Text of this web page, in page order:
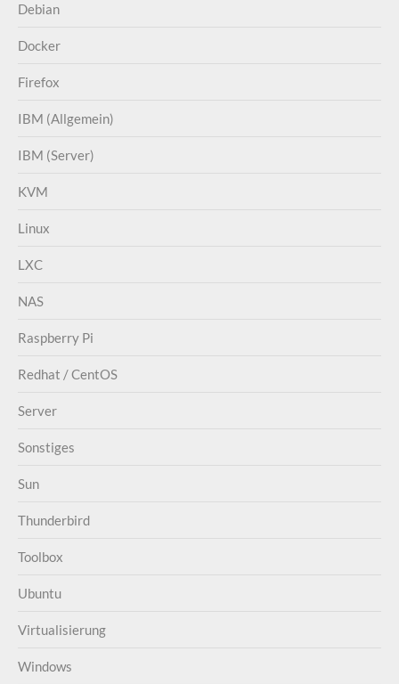
Debian
Docker
Firefox
IBM (Allgemein)
IBM (Server)
KVM
Linux
LXC
NAS
Raspberry Pi
Redhat / CentOS
Server
Sonstiges
Sun
Thunderbird
Toolbox
Ubuntu
Virtualisierung
Windows